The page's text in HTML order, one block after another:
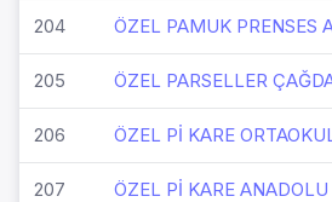
204 ÖZEL PAMUK PRENSES
205 ÖZEL PARSELLER
206 ÖZEL Pİ KARE
207 ÖZEL Pİ KARE ANADOLU